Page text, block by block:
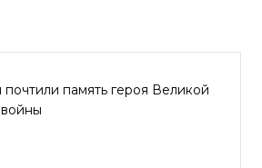
память героя Великой